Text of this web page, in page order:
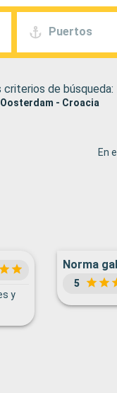
Puertos
criterios de búsqueda:
Oosterdam - Croacia
En
y
Norma
5